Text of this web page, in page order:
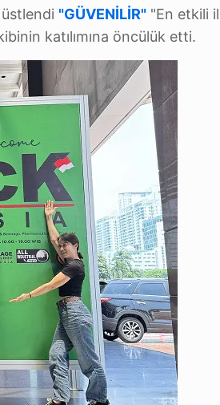
"GÜVENİLİR" "En etkili
katılımına öncülük etti.